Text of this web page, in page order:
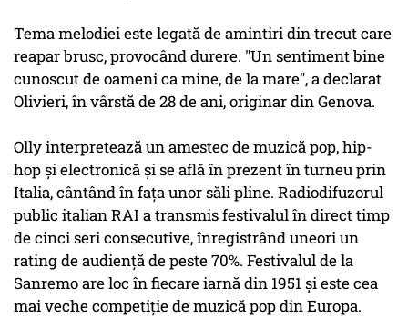
Tema melodiei este legată de amintiri din trecut care
reapar brusc, provocând durere. "Un sentiment bine
cunoscut de oameni ca mine, de la mare", a declarat
Olivieri, în vârstă de 28 de ani, originar din Genova.
Olly interpretează un amestec de muzică pop, hip-
hop şi electronică şi se află în prezent în turneu prin
Italia, cântând în faţa unor săli pline. Radiodifuzorul
public italian RAI a transmis festivalul în direct timp
de cinci seri consecutive, înregistrând uneori un
rating de audienţă de peste 70%. Festivalul de la
Sanremo are loc în fiecare iarnă din 1951 şi este cea
mai veche competiţie de muzică pop din Europa.